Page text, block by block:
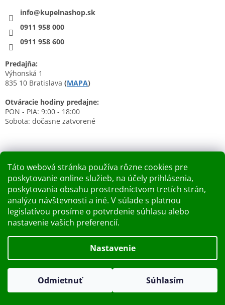
Táto webová stránka používa rôzne cookies pre
poskytovanie online služieb, na účely prihlásenia,
poskytovania obsahu prostredníctvom tretích strán,
analýzu návštevnosti a iné. V súlade s platnou
legislatívou prosíme o potvrdenie súhlasu alebo
nastavenie vašich preferencií.
Nastavenie
Odmietnuť Súhlasím
Dobry deň Chceme Vás informovať, že predajňa bude zatvorená
v piatok 7.8.2026. Ďakujeme za pochopenie S pozdravom
info@kupelnashop.sk
0911 958 000
0911 958 600
Predajňa:
Výhonská 1
835 10 Bratislava (MAPA)
Otváracie hodiny predajne:
PON - PIA: 9:00 - 18:00
Sobota: dočasne zatvorené
Nákupný košík
0KS / 0 €
Kupelnashop.sk
Upraviť nastavenie cookies